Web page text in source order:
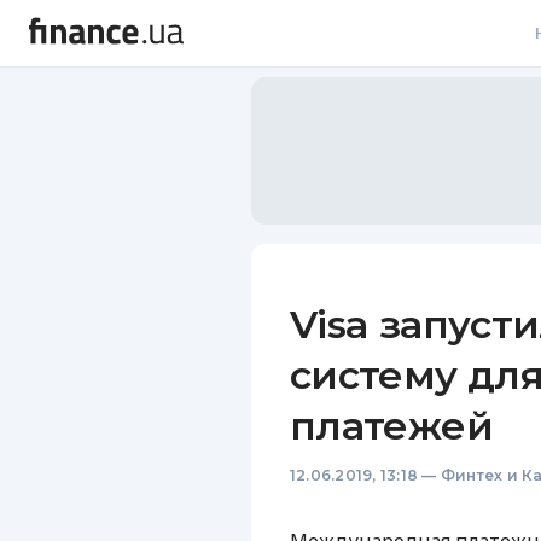
Visa
систему
платежей
12.06.2019, 13:18 — Финтех и